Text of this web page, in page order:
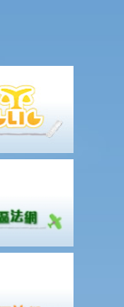
應怎樣做？我如何
開香港？
哪些決定？
可以為子女做出哪
女有育兒糾紛，父
前是否需要諮詢另